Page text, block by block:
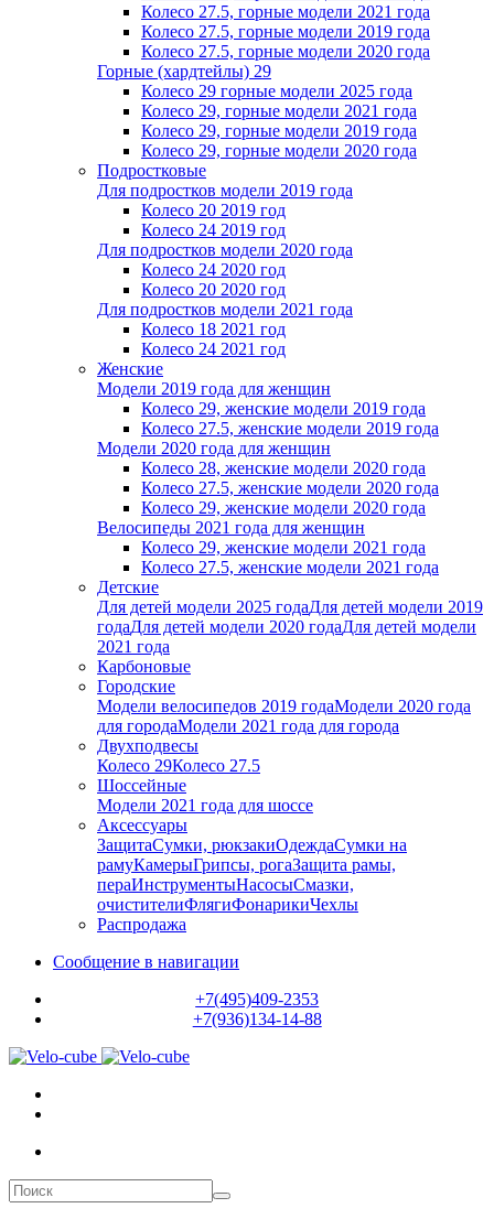
Колесо 27.5, горные модели 2021 года
Колесо 27.5, горные модели 2019 года
Колесо 27.5, горные модели 2020 года
Горные (хардтейлы) 29
Колесо 29 горные модели 2025 года
Колесо 29, горные модели 2021 года
Колесо 29, горные модели 2019 года
Колесо 29, горные модели 2020 года
Подростковые
Для подростков модели 2019 года
Колесо 20 2019 год
Колесо 24 2019 год
Для подростков модели 2020 года
Колесо 24 2020 год
Колесо 20 2020 год
Для подростков модели 2021 года
Колесо 18 2021 год
Колесо 24 2021 год
Женскиe
Модели 2019 года для женщин
Колесо 29, женские модели 2019 года
Колесо 27.5, женские модели 2019 года
Модели 2020 года для женщин
Колесо 28, женские модели 2020 года
Колесо 27.5, женские модели 2020 года
Колесо 29, женские модели 2020 года
Велосипеды 2021 года для женщин
Колесо 29, женские модели 2021 года
Колесо 27.5, женские модели 2021 года
Детские
Для детей модели 2025 годаДля детей модели 2019
годаДля детей модели 2020 годаДля детей модели
2021 года
Карбоновые
Городские
Модели велосипедов 2019 годаМодели 2020 года
для городаМодели 2021 года для города
Двухподвесы
Колесо 29Колесо 27.5
Шоссейные
Модели 2021 года для шоссе
Аксессуары
ЗащитаСумки, рюкзакиОдеждаСумки на
рамуКамерыГрипсы, рогаЗащита рамы,
пераИнструментыНасосыСмазки,
очистителиФлягиФонарикиЧехлы
Распродажа
Сообщение в навигации
+7(495)409-2353
+7(936)134-14-88